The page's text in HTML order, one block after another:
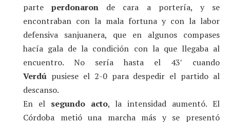
parteperdonaron de cara a portería, y se
encontraban con la mala fortuna y con la labor
defensiva sanjuanera, que en algunos compases
hacía gala de la condición con la que llegaba al
encuentro. No sería hasta el 43′ cuando
Verdú pusiese el 2-0 para despedir el partido al
descanso.
En el segundo acto, la intensidad aumentó. El
Córdoba metió una marcha más y se presentó